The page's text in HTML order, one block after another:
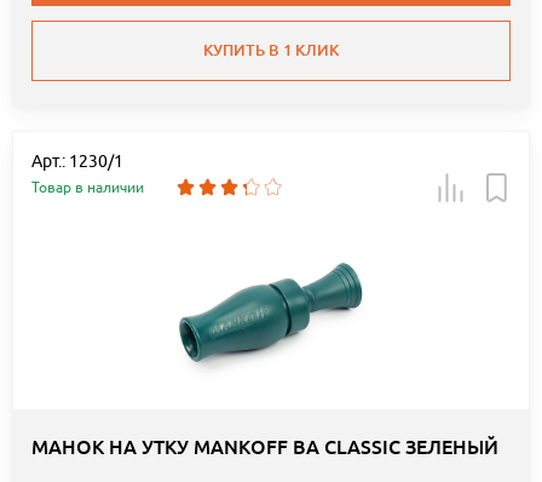
КУПИТЬ В 1 КЛИК
Арт.: 1230/1
Товар в наличии
МАНОК НА УТКУ MANKOFF BA CLASSIC ЗЕЛЕНЫЙ